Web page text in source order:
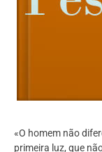
«O homem não
primeira luz, que